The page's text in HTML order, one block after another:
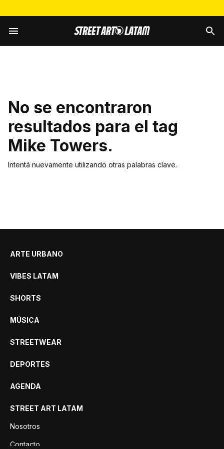
No se encontraron
resultados para el tag
Mike Towers.
Intentá nuevamente utilizando otras palabras clave.
ARTE URBANO
VIBES LATAM
SHORTS
MÚSICA
STREETWEAR
DEPORTES
AGENDA
STREET ART LATAM
Nosotros
Contacto